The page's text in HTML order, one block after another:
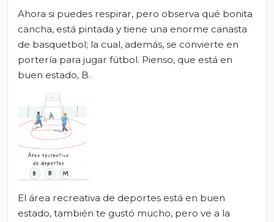
Ahora si puedes respirar, pero observa qué bonita
cancha, está pintada y tiene una enorme canasta
de basquetbol; la cual, además, se convierte en
portería para jugar fútbol. Pienso, que está en
buen estado, B.
El área recreativa de deportes está en buen
estado, también te gustó mucho, pero ve a la